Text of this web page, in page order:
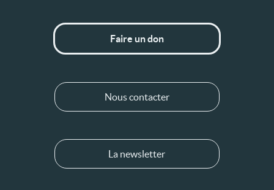
Faire un don
Nous contacter
La newsletter